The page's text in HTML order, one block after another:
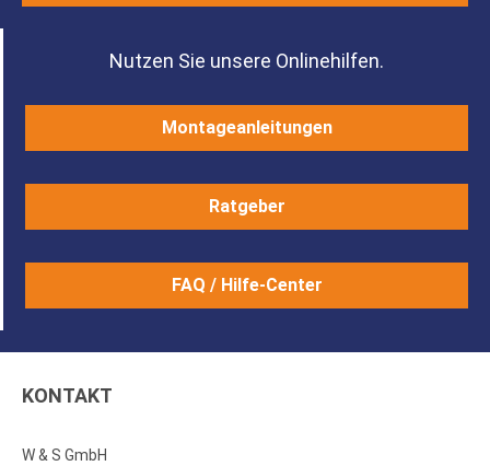
Nutzen Sie unsere Onlinehilfen.
Montageanleitungen
Ratgeber
FAQ / Hilfe-Center
KONTAKT
W & S GmbH